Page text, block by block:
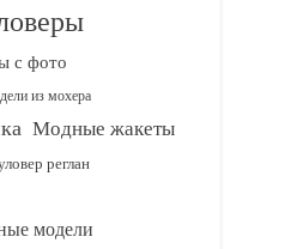
с фото
из мохера
Модные жакеты
реглан
модели